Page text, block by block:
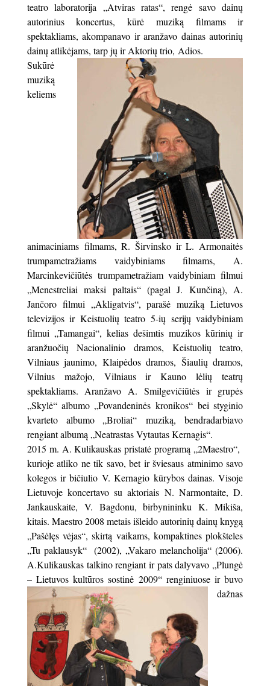
teatro laboratorija „Atviras ratas“, rengė savo dainų
autorinius koncertus, kūrė muziką filmams ir
spektakliams, akompanavo ir aranžavo dainas autorinių
dainų atlikėjams, tarp jų ir Aktorių trio, Adios.
Sukūrė
muziką
keliems
animaciniams filmams, R. Širvinsko ir L. Armonaitės
trumpametražiams vaidybiniams filmams, A.
Marcinkevičiūtės trumpametražiam vaidybiniam filmui
„Menestreliai maksi paltais“ (pagal J. Kunčiną), A.
Jančoro filmui „Akligatvis“, parašė muziką Lietuvos
televizijos ir Keistuolių teatro 5-ių serijų vaidybiniam
filmui „Tamangai“, kelias dešimtis muzikos kūrinių ir
aranžuočių Nacionalinio dramos, Keistuolių teatro,
Vilniaus jaunimo, Klaipėdos dramos, Šiaulių dramos,
Vilnius mažojo, Vilniaus ir Kauno lėlių teatrų
spektakliams. Aranžavo A. Smilgevičiūtės ir grupės
„Skylė“ albumo „Povandeninės kronikos“ bei styginio
kvarteto albumo „Broliai“ muziką, bendradarbiavo
rengiant albumą „Neatrastas Vytautas Kernagis“.
2015 m. A. Kulikauskas pristatė programą „2Maestro“,
kurioje atliko ne tik savo, bet ir šviesaus atminimo savo
kolegos ir bičiulio V. Kernagio kūrybos dainas. Visoje
Lietuvoje koncertavo su aktoriais N. Narmontaite, D.
Jankauskaite, V. Bagdonu, birbynininku K. Mikiša,
kitais. Maestro 2008 metais išleido autorinių dainų knygą
„Pašėlęs vėjas“, skirtą vaikams, kompaktines plokšteles
„Tu paklausyk“ (2002), „Vakaro melancholija“ (2006).
A.Kulikauskas talkino rengiant ir pats dalyvavo „Plungė
– Lietuvoskultūros sostinė 2009“ renginiuose ir buvo
dažnas